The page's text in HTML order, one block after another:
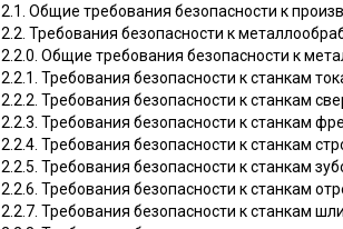
2.1. Общие требования безопасности к
2.2. Требования безопасности к
2.2.0. Общие требования безопасности к
2.2.1. Требования безопасности к станкам
2.2.2. Требования безопасности к станкам
2.2.3. Требования безопасности к станкам
2.2.4. Требования безопасности к станкам
2.2.5. Требования безопасности к станкам
2.2.6. Требования безопасности к станкам
2.2.7. Требования безопасности к станкам